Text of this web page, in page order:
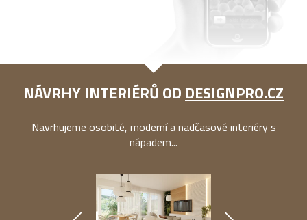
NÁVRHY INTERIÉRŮ OD DESIGNPRO.CZ
Navrhujeme osobité, moderní a nadčasové interiéry s
nápadem...